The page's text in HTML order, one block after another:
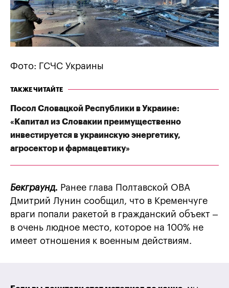
Фото: ГСЧС Украины
ТАКЖЕ ЧИТАЙТЕ
Посол Словацкой Республики в Украине:
«Капитал из Словакии преимущественно
инвестируется в украинскую энергетику,
агросектор и фармацевтику»
Бекграунд. Ранее глава Полтавской ОВА
Дмитрий Лунин сообщил, что в Кременчуге
враги попали ракетой в гражданский объект –
в очень людное место, которое на 100% не
имеет отношения к военным действиям.